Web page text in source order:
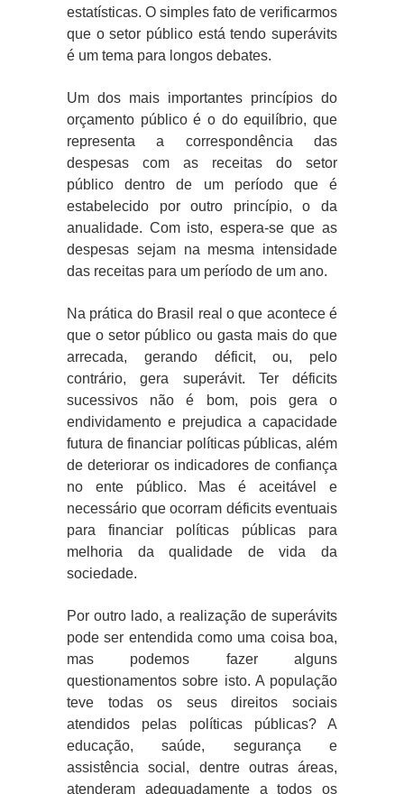
estatísticas. O simples fato de verificarmos
que o setor público está tendo superávits
é um tema para longos debates.
Um dos mais importantes princípios do
orçamento público é o do equilíbrio, que
representa a correspondência das
despesas com as receitas do setor
público dentro de um período que é
estabelecido por outro princípio, o da
anualidade. Com isto, espera-se que as
despesas sejam na mesma intensidade
das receitas para um período de um ano.
Na prática do Brasil real o que acontece é
que o setor público ou gasta mais do que
arrecada, gerando déficit, ou, pelo
contrário, gera superávit. Ter déficits
sucessivos não é bom, pois gera o
endividamento e prejudica a capacidade
futura de financiar políticas públicas, além
de deteriorar os indicadores de confiança
no ente público. Mas é aceitável e
necessário que ocorram déficits eventuais
para financiar políticas públicas para
melhoria da qualidade de vida da
sociedade.
Por outro lado, a realização de superávits
pode ser entendida como uma coisa boa,
mas podemos fazer alguns
questionamentos sobre isto. A população
teve todas os seus direitos sociais
atendidos pelas políticas públicas? A
educação, saúde, segurança e
assistência social, dentre outras áreas,
atenderam adequadamente a todos os